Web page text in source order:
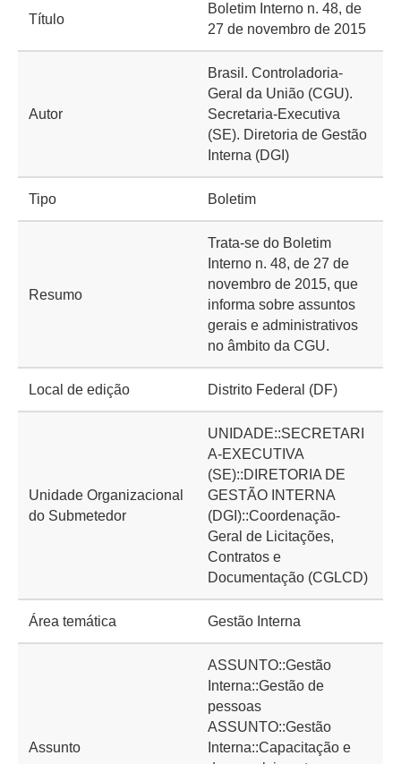
Título
Boletim Interno n. 48, de
27 de novembro de 2015
Autor
Brasil. Controladoria-
Geral da União (CGU).
Secretaria-Executiva
(SE). Diretoria de Gestão
Interna (DGI)
Tipo Boletim
Resumo
Trata-se do Boletim
Interno n. 48, de 27 de
novembro de 2015, que
informa sobre assuntos
gerais e administrativos
no âmbito da CGU.
Local de edição Distrito Federal (DF)
Unidade Organizacional
do Submetedor
UNIDADE::SECRETARI
A-EXECUTIVA
(SE)::DIRETORIA DE
GESTÃO INTERNA
(DGI)::Coordenação-
Geral de Licitações,
Contratos e
Documentação (CGLCD)
Área temática Gestão Interna
Assunto
ASSUNTO::Gestão
Interna::Gestão de
pessoas
ASSUNTO::Gestão
Interna::Capacitação e